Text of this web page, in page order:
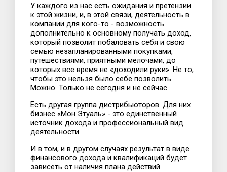
У каждого из нас есть ожидания и претензии
к этой жизни, и, в этой связи, деятельность в
компании для кого-то - возможность
дополнительно к основному получать доход,
который позволит побаловать себя и свою
семью незапланированными покупками,
путешествиями, приятными мелочами, до
которых все время не «доходили руки». Не то,
чтобы это нельзя было себе позволить.
Можно. Только не сегодня и не сейчас.
Есть другая группа дистрибьюторов. Для них
бизнес «Мон Этуаль» - это единственный
источник дохода и профессиональный вид
деятельности.
И в том, и в другом случаях результат в виде
финансового дохода и квалификаций будет
зависеть от наличия плана действий.